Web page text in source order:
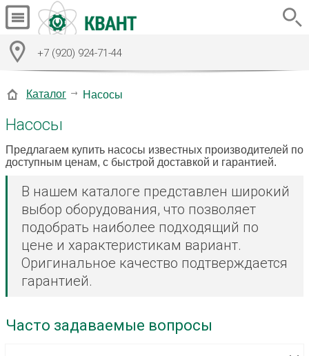
+7 (920) 924-71-44
Каталог Насосы
Насосы
Предлагаем купить насосы известных производителей по
доступным ценам, с быстрой доставкой и гарантией.
В нашем каталоге представлен широкий
выбор оборудования, что позволяет
подобрать наиболее подходящий по
цене и характеристикам вариант.
Оригинальное качество подтверждается
гарантией.
Часто задаваемые вопросы